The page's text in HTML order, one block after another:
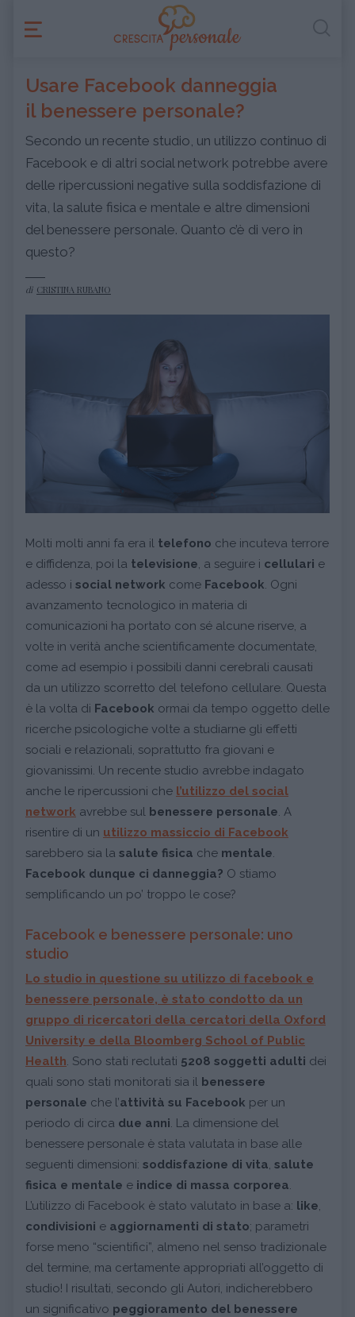
Usare Facebook danneggia
il benessere personale?
Secondo un recente studio, un utilizzo continuo di
Facebook e di altri social network potrebbe avere
delle ripercussioni negative sulla soddisfazione di
vita, la salute fisica e mentale e altre dimensioni
del benessere personale. Quanto c’è di vero in
questo?
di CRISTINA RUBANO
Molti molti anni fa era il telefono che incuteva terrore
e diffidenza, poi la televisione , a seguire i cellulari e
adesso i social network come Facebook . Ogni
avanzamento tecnologico in materia di
comunicazioni ha portato con sé alcune riserve, a
volte in verità anche scientificamente documentate,
come ad esempio i possibili danni cerebrali causati
da un utilizzo scorretto del telefono cellulare. Questa
è la volta di Facebook ormai da tempo oggetto delle
ricerche psicologiche volte a studiarne gli effetti
sociali e relazionali, soprattutto fra giovani e
giovanissimi. Un recente studio avrebbe indagato
anche le ripercussioni che l’utilizzo del social
network avrebbe sul benessere personale . A
risentire di un utilizzo massiccio di Facebook
sarebbero sia la salute fisica che mentale
Facebook dunque ci danneggia? O stiamo
semplificando un po’ troppo le cose?
Facebook e benessere personale: uno
studio
Lo studio in questione su utilizzo di facebook e
benessere personale, è stato condotto da un
gruppo di ricercatori della cercatori della Oxford
University e della Bloomberg School of Public
Health . Sono stati reclutati 5208 soggetti adulti dei
quali sono stati monitorati sia il benessere
personale che l’attività su Facebook per un
periodo di circa due anni . La dimensione del
benessere personale è stata valutata in base alle
seguenti dimensioni: soddisfazione di vita salute
fisica e mentale e indice di massa corporea
L’utilizzo di Facebook è stato valutato in base a: like
condivisioni e aggiornamenti di stato; parametri
forse meno “scientifici”, almeno nel senso tradizionale
del termine, ma certamente appropriati all’oggetto di
studio! I risultati, secondo gli Autori, indicherebbero
un significativo peggioramento del benessere